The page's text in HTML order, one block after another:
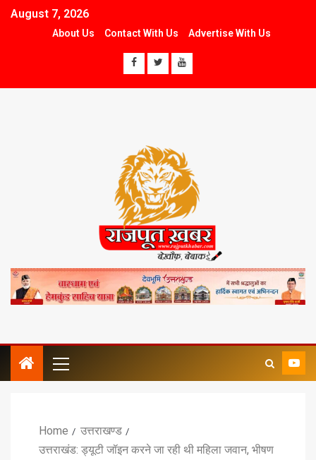
August 7, 2026
About Us Contact With Us Advertise With Us
Home
उत्तराखण्ड
उत्तराखंड: ड्यूटी जॉइन करने जा रही थी महिला जवान, भीषण